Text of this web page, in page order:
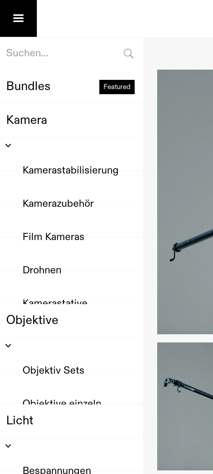
Bundles Featured
Kamera
Kamerastabilisierung
Kamerazubehör
Film Kameras
Drohnen
Kamerastative
Objektive
Objektiv Sets
Objektive einzeln
Licht
Bespannungen